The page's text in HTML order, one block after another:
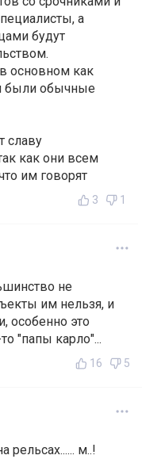
а
будут
основном как
были обычные
славу
как они всем
им говорят
3 1
не
им нельзя, и
особенно это
"папы карло"...
16 5
рельсах...... м..!